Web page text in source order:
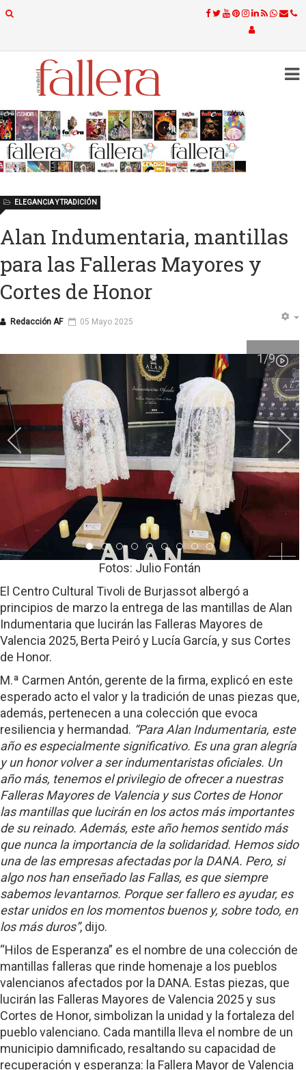
Alan Indumentaria, mantillas
para las Falleras Mayores y
Cortes de Honor
Redacción AF
ELEGANCIA Y TRADICIÓN
05 Mayo 2025
Item 0Item 1Item 2
Item 3
Item 4
Item 5
Item 6
Item 7
Item 8
1/9
Fotos: Julio Fontán
El Centro Cultural Tivoli de Burjassot albergó a
principios de marzo la entrega de las mantillas de Alan
Indumentaria que lucirán las Falleras Mayores de
Valencia 2025, Berta Peiró y Lucía García, y sus Cortes
de Honor.
M.ª Carmen Antón, gerente de la firma, explicó en este
esperado acto el valor y la tradición de unas piezas que,
además, pertenecen a una colección que evoca
resiliencia y hermandad. “Para Alan Indumentaria, este
año es especialmente significativo. Es una gran alegría
y un honor volver a ser indumentaristas oficiales. Un
año más, tenemos el privilegio de ofrecer a nuestras
Falleras Mayores de Valencia y sus Cortes de Honor
las mantillas que lucirán en los actos más importantes
de su reinado. Además, este año hemos sentido más
que nunca la importancia de la solidaridad. Hemos sido
una de las empresas afectadas por la DANA. Pero, si
algo nos han enseñado las Fallas, es que siempre
sabemos levantarnos. Porque ser fallero es ayudar, es
estar unidos en los momentos buenos y, sobre todo, en
los más duros”, dijo.
“Hilos de Esperanza” es el nombre de una colección de
mantillas falleras que rinde homenaje a los pueblos
valencianos afectados por la DANA. Estas piezas, que
lucirán las Falleras Mayores de Valencia 2025 y sus
Cortes de Honor, simbolizan la unidad y la fortaleza del
pueblo valenciano. Cada mantilla lleva el nombre de un
municipio damnificado, resaltando su capacidad de
recuperación y esperanza: la Fallera Mayor de Valencia